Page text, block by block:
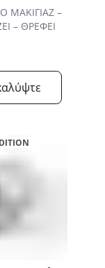
ΜΑΚΙΓΙΑΖ –
– ΘΡΕΦΕΙ